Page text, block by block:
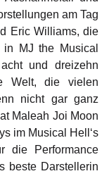
am Tag
Eric Williams, die
MJ the Musical
und dreizehn
Welt, die vielen
nicht gar ganz
Maleah Joi Moon
im Musical Hell‘s
die Performance
beste Darstellerin